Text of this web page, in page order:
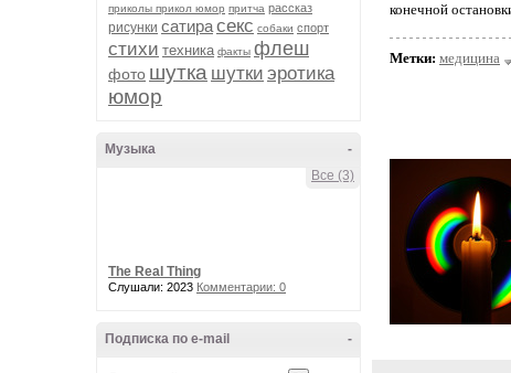
приколы прикол юмор притча рассказ
рисунки сатирасекс собаки спорт
стихи техника факты флеш
фото шутка шутки эротика
юмор
-
Музыка
Все (3)
The Real Thing
Слушали: 2023 Комментарии: 0
-
Подписка по e-mail
конечной
Метки: медицина